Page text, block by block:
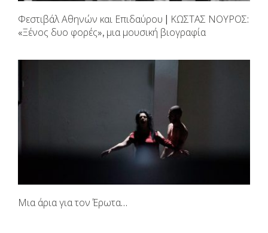
Φεστιβάλ Αθηνών και Επιδαύρου | ΚΩΣΤΑΣ ΝΟΥΡΟΣ:
«Ξένος δυο φορές», μια μουσική βιογραφία
Μια άρια για τον Έρωτα…